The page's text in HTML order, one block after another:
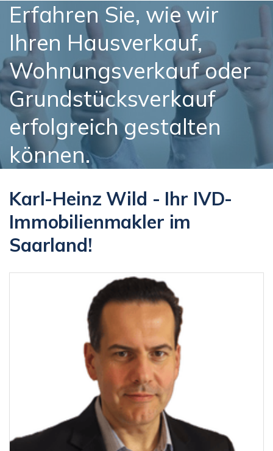
Erfahren Sie, wie wir
Ihren Hausverkauf,
Wohnungsverkauf oder
Grundstücksverkauf
erfolgreich gestalten
können.
Karl-Heinz Wild - Ihr IVD-
Immobilienmakler im
Saarland!